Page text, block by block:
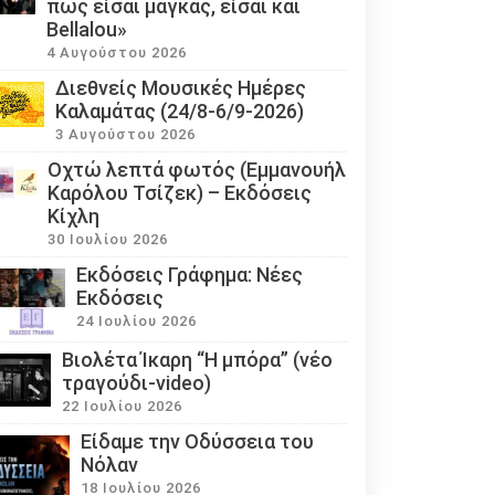
πως είσαι μάγκας, είσαι και
Bellalou»
4 Αυγούστου 2026
Διεθνείς Μουσικές Ημέρες
Καλαμάτας (24/8-6/9-2026)
3 Αυγούστου 2026
Οχτώ λεπτά φωτός (Εμμανουήλ
Καρόλου Τσίζεκ) – Εκδόσεις
Κίχλη
30 Ιουλίου 2026
Εκδόσεις Γράφημα: Νέες
Εκδόσεις
24 Ιουλίου 2026
Βιολέτα Ίκαρη “Η μπόρα” (νέο
τραγούδι-video)
22 Ιουλίου 2026
Eίδαμε την Οδύσσεια του
Νόλαν
18 Ιουλίου 2026